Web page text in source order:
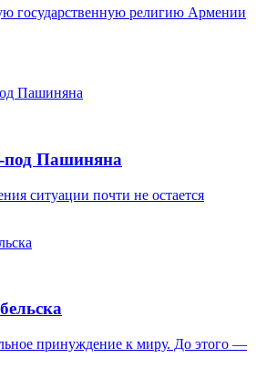
государственную религию Армении
под Пашиняна
ситуации почти не остается
принуждение к миру. До этого —